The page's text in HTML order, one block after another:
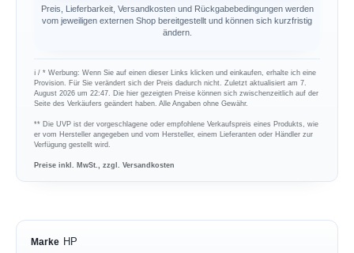
Preis, Lieferbarkeit, Versandkosten und Rückgabebedingungen werden
vom jeweiligen externen Shop bereitgestellt und können sich kurzfristig
ändern.
ℹ︎ / * Werbung: Wenn Sie auf einen dieser Links klicken und einkaufen, erhalte ich eine
Provision. Für Sie verändert sich der Preis dadurch nicht. Zuletzt aktualisiert am 7.
August 2026 um 22:47. Die hier gezeigten Preise können sich zwischenzeitlich auf der
Seite des Verkäufers geändert haben. Alle Angaben ohne Gewähr.
** Die UVP ist der vorgeschlagene oder empfohlene Verkaufspreis eines Produkts, wie
er vom Hersteller angegeben und vom Hersteller, einem Lieferanten oder Händler zur
Verfügung gestellt wird.
Preise inkl. MwSt., zzgl. Versandkosten
Marke HP